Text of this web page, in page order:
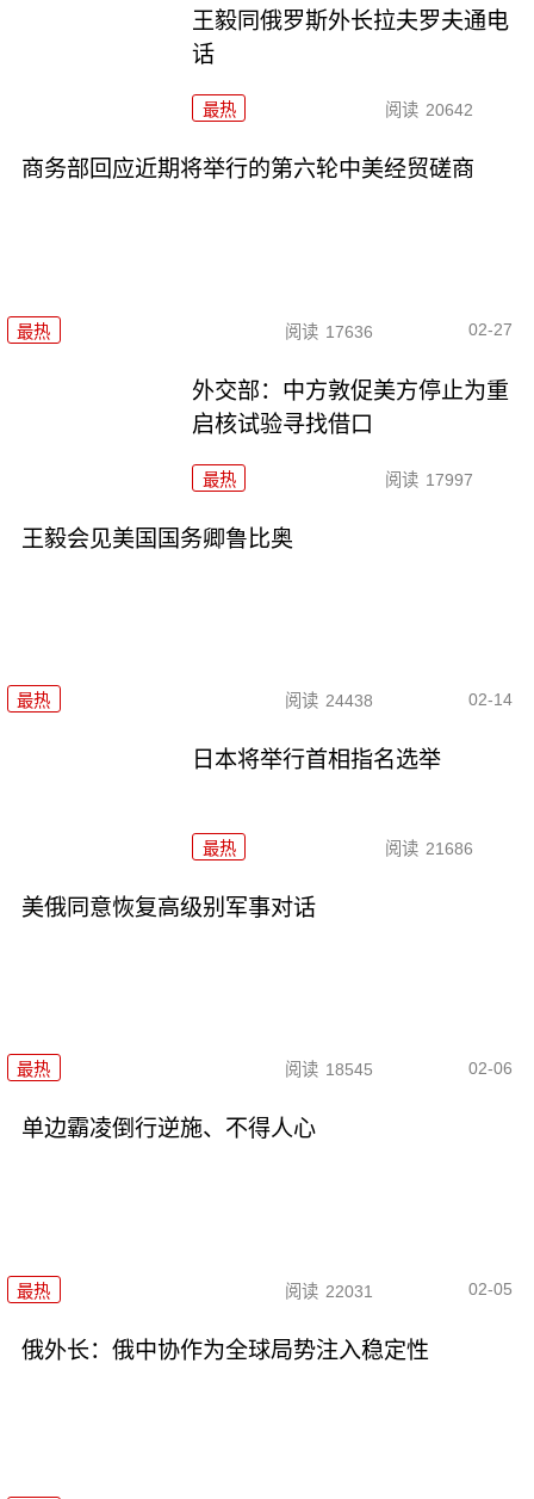
王毅同俄罗斯外长拉夫罗夫通电
话
最热 阅读 20642
商务部回应近期将举行的第六轮中美经贸磋商
最热 阅读 17636 02-27
外交部：中方敦促美方停止为重
启核试验寻找借口
最热 阅读 17997
王毅会见美国国务卿鲁比奥
最热 阅读 24438 02-14
日本将举行首相指名选举
最热 阅读 21686
美俄同意恢复高级别军事对话
最热 阅读 18545 02-06
单边霸凌倒行逆施、不得人心
最热 阅读 22031 02-05
俄外长：俄中协作为全球局势注入稳定性